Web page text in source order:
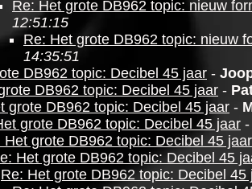
Re: Het grote DB962 topic: nieuw
12:51:15
Re: Het grote DB962 topic: nieuw
14:35:51
DB962 topic: Decibel 45 jaar -
DB962 topic: Decibel 45 jaar -
grote DB962 topic: Decibel 45 jaar -
grote DB962 topic: Decibel 45 jaar
Het grote DB962 topic: Decibel 45 jaar
Het grote DB962 topic: Decibel 45
Re: Het grote DB962 topic: Decibel 45